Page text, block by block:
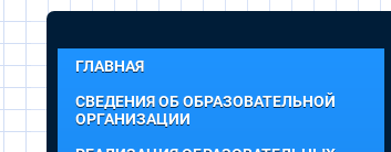
ГЛАВНАЯ
СВЕДЕНИЯ ОБ ОБРАЗОВАТЕЛЬНОЙ
ОРГАНИЗАЦИИ